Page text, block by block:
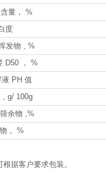
量， %
度
发物 , %
D50 ， %
PH 值
, g/ 100g
余物 ,%
， %
据客户要求包装。